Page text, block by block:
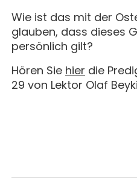
Wie ist das mit der
glauben, dass dieses
persönlich gilt?
Hören Sie hier die
29 von Lektor Olaf